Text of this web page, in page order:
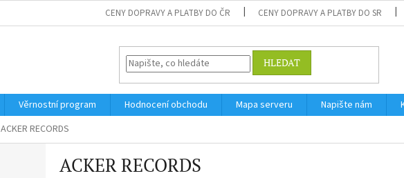
CENY DOPRAVY A PLATBY DO ČR CENY DOPRAVY A PLATBY DO SR
HLEDAT
Věrnostní program Hodnocení obchodu Mapa serveru Napište nám
ACKER RECORDS
ACKER RECORDS